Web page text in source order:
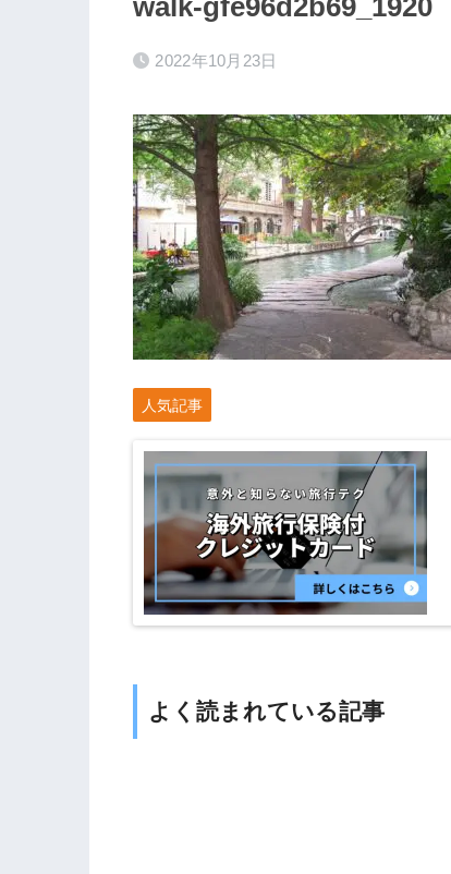
walk-gfe96d2b69_1920
2022年10月23日
人気記事
よく読まれている記事